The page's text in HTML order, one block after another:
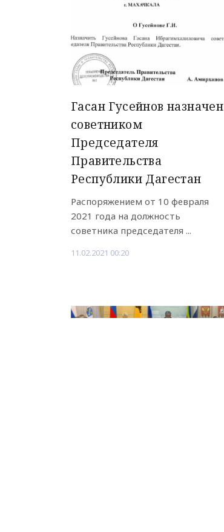
Гасан Гусейнов назначен
советником
Председателя
Правительства
Республики Дагестан
Распоряжением от 10 февраля
2021 года на должность
советника председателя ...
11.02.2021 00:20